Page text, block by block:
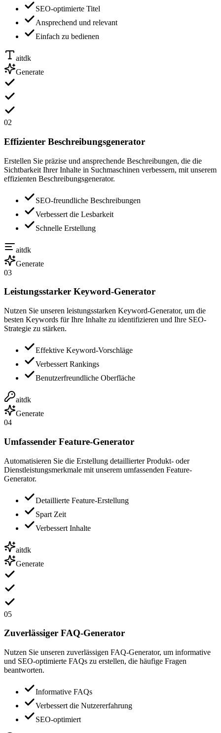
SEO-optimierte Titel
Ansprechend und relevant
Einfach zu bedienen
aitdk
Generate
02
Effizienter Beschreibungsgenerator
Erstellen Sie präzise und ansprechende Beschreibungen, die die
Sichtbarkeit Ihrer Inhalte in Suchmaschinen verbessern, mit unserem
effizienten Beschreibungsgenerator.
SEO-freundliche Beschreibungen
Verbessert die Lesbarkeit
Schnelle Erstellung
aitdk
Generate
03
Leistungsstarker Keyword-Generator
Nutzen Sie unseren leistungsstarken Keyword-Generator, um die
besten Keywords für Ihre Inhalte zu identifizieren und Ihre SEO-
Strategie zu stärken.
Effektive Keyword-Vorschläge
Verbessert Rankings
Benutzerfreundliche Oberfläche
aitdk
Generate
04
Umfassender Feature-Generator
Automatisieren Sie die Erstellung detaillierter Produkt- oder
Dienstleistungsmerkmale mit unserem umfassenden Feature-
Generator.
Detaillierte Feature-Erstellung
Spart Zeit
Verbessert Inhalte
aitdk
Generate
05
Zuverlässiger FAQ-Generator
Nutzen Sie unseren zuverlässigen FAQ-Generator, um informative
und SEO-optimierte FAQs zu erstellen, die häufige Fragen
beantworten.
Informative FAQs
Verbessert die Nutzererfahrung
SEO-optimiert